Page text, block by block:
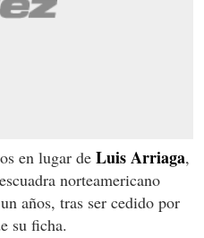
en lugar de Luis Arriaga,
norteamericano
años, tras ser cedido por
su ficha.